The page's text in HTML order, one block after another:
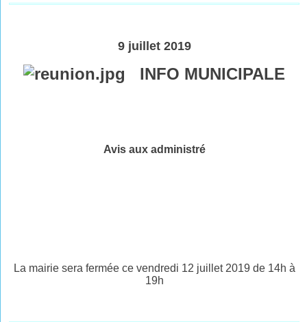
9 juillet 2019
INFO MUNICIPALE
Avis aux administré
La mairie sera fermée ce vendredi 12 juillet 2019 de 14h à
19h